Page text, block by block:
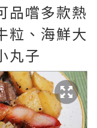
品嚐多款熱
粒、海鮮大
丸子